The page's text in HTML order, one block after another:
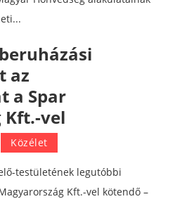
az
a Spar
Kft.-vel
Közélet
testületének legutóbbi
Kft.-vel kötendő –